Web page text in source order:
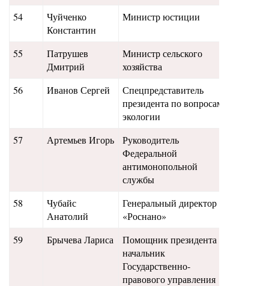
54
Чуйченко
Константин
Министр юстиции
55
Патрушев
Дмитрий
Министр сельского
хозяйства
56 Иванов Сергей
Спецпредставитель
президента по вопросам
экологии
57 Артемьев Игорь
Руководитель
Федеральной
антимонопольной
службы
58
Чубайс
Анатолий
Генеральный директор
«Роснано»
59 Брычева Лариса
Помощник президента –
начальник
Государственно-
правового управления